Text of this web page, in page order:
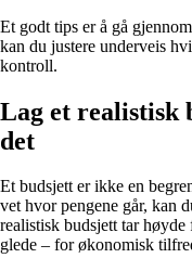
Et godt tips er å gå
kan du justere underveis
kontroll.
Lag et realistisk
det
Et budsjett er ikke en
vet hvor pengene går, kan
realistisk budsjett tar
glede – for økonomisk